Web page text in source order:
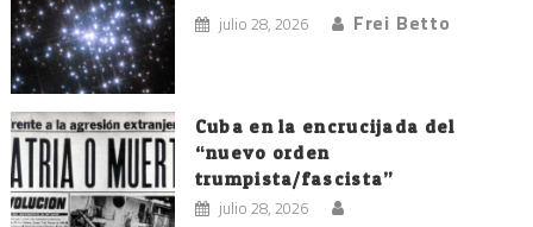
julio 28, 2026 Frei Betto
Cuba en la encrucijada del
“nuevo orden
trumpista/fascista”
julio 28, 2026